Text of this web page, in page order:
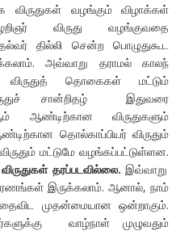
விருதுகள் வழங்கும் விழாக்கள்
விருது வழங்குவதை
தில்லி சென்ற பொழுதுகூட
அவ்வாறு தராமல் காலந்
தொகைகள் மட்டும்
சான்றிதழ் இதுவரை
ஆண்டிற்கான விருதுகளும்
தொல்காப்பியர் விருதும்
மட்டுமே வழங்கப்பட்டுள்ளன.
தரப்படவில்லை.இவ்வாறு
இருக்கலாம். ஆனால், நாம்
முதன்மையான ஒன்றாகும்.
வாழ்நாள் முழுவதும்